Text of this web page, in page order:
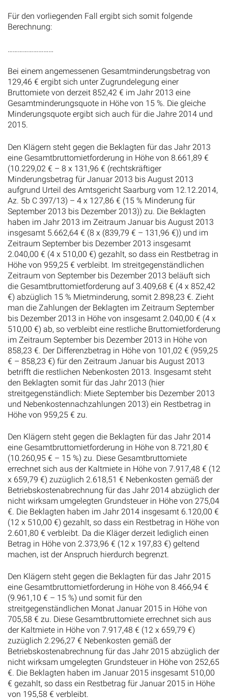
Für den vorliegenden Fall ergibt sich somit folgende
Berechnung:
………………………
Bei einem angemessenen Gesamtminderungsbetrag von
129,46 € ergibt sich unter Zugrundelegung einer
Bruttomiete von derzeit 852,42 € im Jahr 2013 eine
Gesamtminderungsquote in Höhe von 15 %. Die gleiche
Minderungsquote ergibt sich auch für die Jahre 2014 und
2015.
Den Klägern steht gegen die Beklagten für das Jahr 2013
eine Gesamtbruttomietforderung in Höhe von 8.661,89 €
(10.229,02 € – 8 x 131,96 € (rechtskräftiger
Minderungsbetrag für Januar 2013 bis August 2013
aufgrund Urteil des Amtsgericht Saarburg vom 12.12.2014,
Az. 5b C 397/13) – 4 x 127,86 € (15 % Minderung für
September 2013 bis Dezember 2013)) zu. Die Beklagten
haben im Jahr 2013 im Zeitraum Januar bis August 2013
insgesamt 5.662,64 € (8 x (839,79 € – 131,96 €)) und im
Zeitraum September bis Dezember 2013 insgesamt
2.040,00 € (4 x 510,00 €) gezahlt, so dass ein Restbetrag in
Höhe von 959,25 € verbleibt. Im streitgegenständlichen
Zeitraum von September bis Dezember 2013 beläuft sich
die Gesamtbruttomietforderung auf 3.409,68 € (4 x 852,42
€) abzüglich 15 % Mietminderung, somit 2.898,23 €. Zieht
man die Zahlungen der Beklagten im Zeitraum September
bis Dezember 2013 in Höhe von insgesamt 2.040,00 € (4 x
510,00 €) ab, so verbleibt eine restliche Bruttomietforderung
im Zeitraum September bis Dezember 2013 in Höhe von
858,23 €. Der Differenzbetrag in Höhe von 101,02 € (959,25
€ – 858,23 €) für den Zeitraum Januar bis August 2013
betrifft die restlichen Nebenkosten 2013. Insgesamt steht
den Beklagten somit für das Jahr 2013 (hier
streitgegenständlich: Miete September bis Dezember 2013
und Nebenkostennachzahlungen 2013) ein Restbetrag in
Höhe von 959,25 € zu.
Den Klägern steht gegen die Beklagten für das Jahr 2014
eine Gesamtbruttomietforderung in Höhe von 8.721,80 €
(10.260,95 € – 15 %) zu. Diese Gesamtbruttomiete
errechnet sich aus der Kaltmiete in Höhe von 7.917,48 € (12
x 659,79 €) zuzüglich 2.618,51 € Nebenkosten gemäß der
Betriebskostenabrechnung für das Jahr 2014 abzüglich der
nicht wirksam umgelegten Grundsteuer in Höhe von 275,04
€. Die Beklagten haben im Jahr 2014 insgesamt 6.120,00 €
(12 x 510,00 €) gezahlt, so dass ein Restbetrag in Höhe von
2.601,80 € verbleibt. Da die Kläger derzeit lediglich einen
Betrag in Höhe von 2.373,96 € (12 x 197,83 €) geltend
machen, ist der Anspruch hierdurch begrenzt.
Den Klägern steht gegen die Beklagten für das Jahr 2015
eine Gesamtbruttomietforderung in Höhe von 8.466,94 €
(9.961,10 € – 15 %) und somit für den
streitgegenständlichen Monat Januar 2015 in Höhe von
705,58 € zu. Diese Gesamtbruttomiete errechnet sich aus
der Kaltmiete in Höhe von 7.917,48 € (12 x 659,79 €)
zuzüglich 2.296,27 € Nebenkosten gemäß der
Betriebskostenabrechnung für das Jahr 2015 abzüglich der
nicht wirksam umgelegten Grundsteuer in Höhe von 252,65
€. Die Beklagten haben im Januar 2015 insgesamt 510,00
€ gezahlt, so dass ein Restbetrag für Januar 2015 in Höhe
von 195,58 € verbleibt.